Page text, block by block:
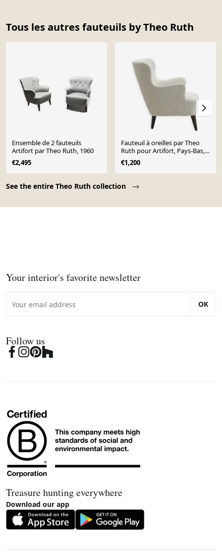
Tous les autres fauteuils by Theo Ruth
See the entire Theo Ruth collection
Ensemble de 2 fauteuils
Artifort par Theo Ruth, 1960
€2,495
Fauteuil à oreilles par Theo
Ruth pour Artifort, Pays-Bas,
années 1950.
€1,200
Your interior's favorite newsletter
OK
Follow us
Treasure hunting everywhere
Download our app